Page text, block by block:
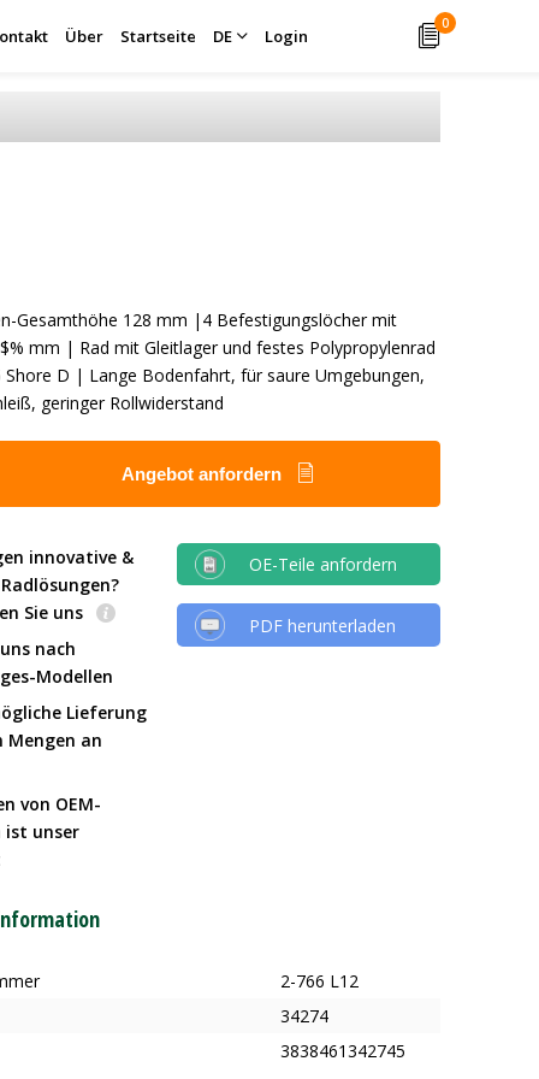
Über Startseite DE Login
0
Gesamthöhe 128 mm |4 Befestigungslöcher mit
mm | Rad mit Gleitlager und festes Polypropylenrad
D | Lange Bodenfahrt, für saure Umgebungen,
geringer Rollwiderstand
Angebot anfordern
innovative &
Sie uns
nach
Modellen
Lieferung
Mengen an
von OEM-
ist unser
OE-Teile anfordern
PDF herunterladen
2-766 L12
34274
3838461342745